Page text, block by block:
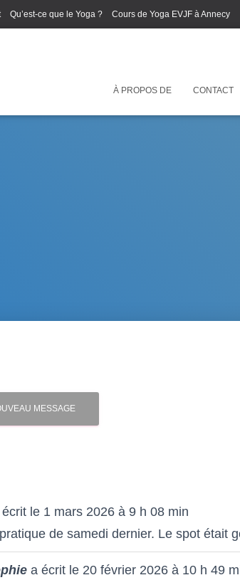
Qu’est-ce que le Yoga ? Cours de Yoga EVJF à Annecy
À PROPOS DE CONTACT
le 1 mars 2026 à 9 h 08 min
de samedi dernier. Le spot était
a écrit le 20 février 2026 à 10 h 49